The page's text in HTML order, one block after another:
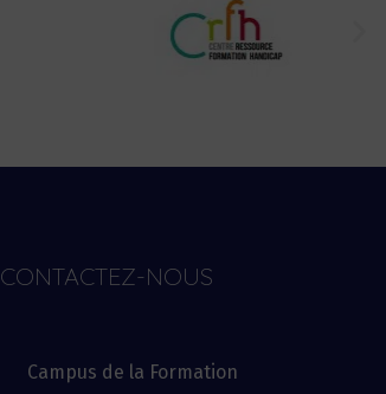
CONTACTEZ-NOUS
Campus de la Formation